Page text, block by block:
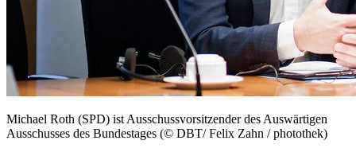
Michael Roth (SPD) ist Ausschussvorsitzender des Auswärtigen
Ausschusses des Bundestages (© DBT/ Felix Zahn / photothek)